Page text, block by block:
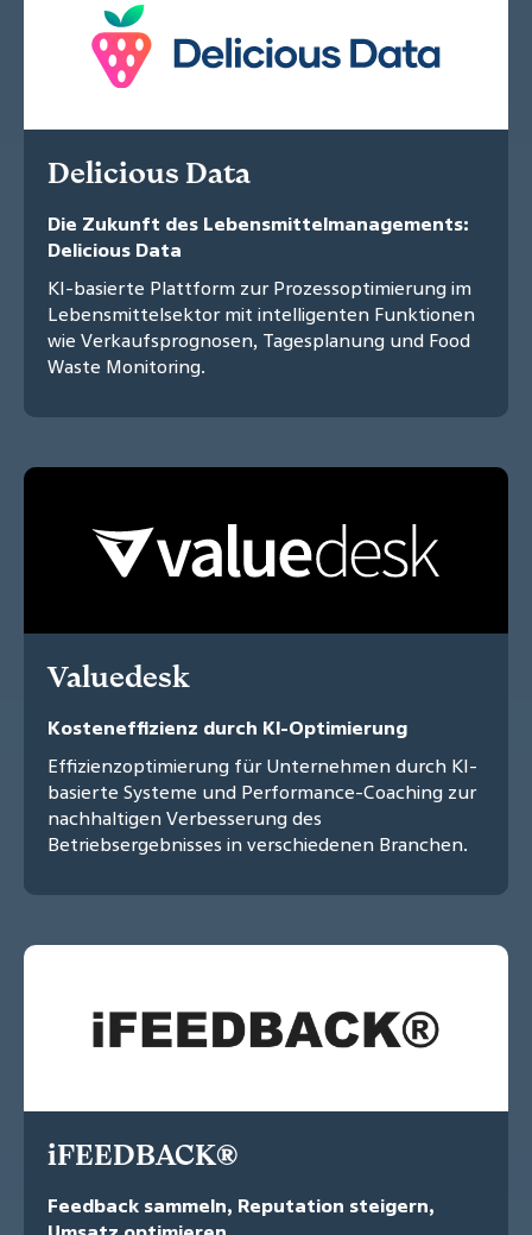
Delicious Data
Die Zukunft des Lebensmittelmanagements:
Delicious Data
KI-basierte Plattform zur Prozessoptimierung im
Lebensmittelsektor mit intelligenten Funktionen
wie Verkaufsprognosen, Tagesplanung und Food
Waste Monitoring.
Valuedesk
Kosteneffizienz durch KI-Optimierung
Effizienzoptimierung für Unternehmen durch KI-
basierte Systeme und Performance-Coaching zur
nachhaltigen Verbesserung des
Betriebsergebnisses in verschiedenen Branchen.
iFEEDBACK®
Feedback sammeln, Reputation steigern,